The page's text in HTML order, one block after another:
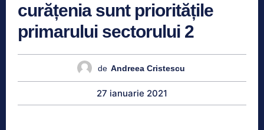
curățenia sunt prioritățile
primarului sectorului 2
de Andreea Cristescu
27 ianuarie 2021